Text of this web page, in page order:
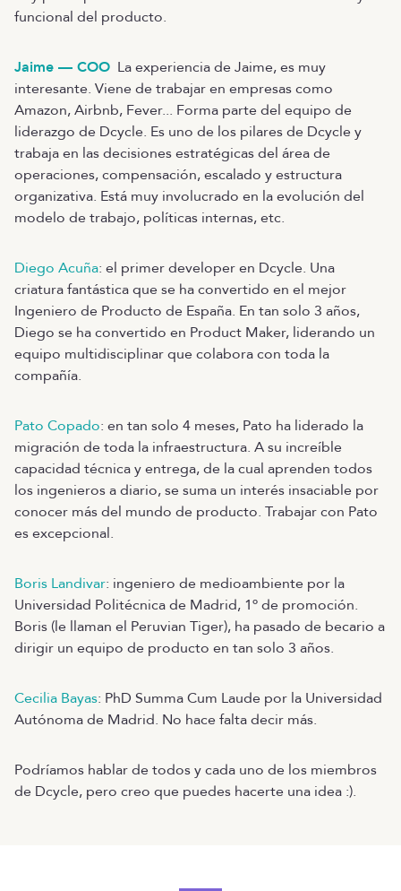
funcional del producto.
Jaime — COO La experiencia de Jaime, es muy
interesante. Viene de trabajar en empresas como
Amazon, Airbnb, Fever... Forma parte del equipo de
liderazgo de Dcycle. Es uno de los pilares de Dcycle y
trabaja en las decisiones estratégicas del área de
operaciones, compensación, escalado y estructura
organizativa. Está muy involucrado en la evolución del
modelo de trabajo, políticas internas, etc.
Diego Acuña: el primer developer en Dcycle. Una
criatura fantástica que se ha convertido en el mejor
Ingeniero de Producto de España. En tan solo 3 años,
Diego se ha convertido en Product Maker, liderando un
equipo multidisciplinar que colabora con toda la
compañía.
Pato Copado: en tan solo 4 meses, Pato ha liderado la
migración de toda la infraestructura. A su increíble
capacidad técnica y entrega, de la cual aprenden todos
los ingenieros a diario, se suma un interés insaciable por
conocer más del mundo de producto. Trabajar con Pato
es excepcional.
Boris Landivar: ingeniero de medioambiente por la
Universidad Politécnica de Madrid, 1º de promoción.
Boris (le llaman el Peruvian Tiger), ha pasado de becario a
dirigir un equipo de producto en tan solo 3 años.
Cecilia Bayas: PhD Summa Cum Laude por la Universidad
Autónoma de Madrid. No hace falta decir más.
Podríamos hablar de todos y cada uno de los miembros
de Dcycle, pero creo que puedes hacerte una idea :).